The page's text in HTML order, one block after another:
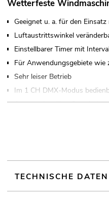
Wetterfeste
Geeignet u. a. für den
Luftaustrittswinkel
Einstellbarer Timer mit
Für Anwendungsgebiete wie
Sehr leiser Betrieb
Im 1 CH DMX-Modus
Ansteuerbar über Stand-
TECHNISCHE DATEN